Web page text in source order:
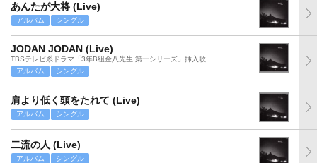
あんたが大将 (Live)
アルバム シングル
JODAN JODAN (Live)
TBSテレビ系ドラマ「3年B組金八先生 第一シリーズ」挿入歌
アルバム
シングル
肩より低く頭をたれて (Live)
アルバム シングル
二流の人 (Live)
アルバム シングル